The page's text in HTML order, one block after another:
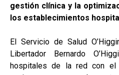
gestión clínica y la
los establecimientos
El Servicio de Salud
Libertador Bernardo
hospitales de la red con el